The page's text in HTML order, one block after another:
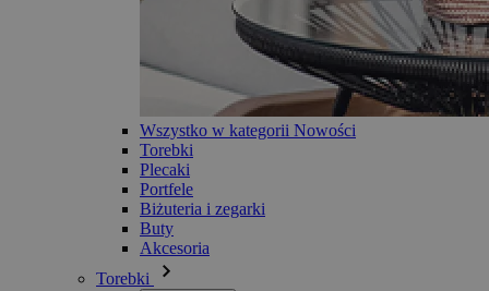
Wszystko w kategorii Nowości
Torebki
Plecaki
Portfele
Biżuteria i zegarki
Buty
Akcesoria
Torebki